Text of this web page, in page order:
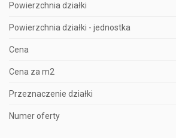
Powierzchnia działki
Powierzchnia działki - jednostka
Cena
Cena za m2
Przeznaczenie działki
Numer oferty